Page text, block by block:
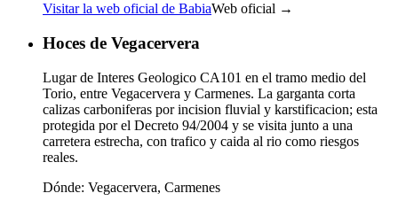
Visitar la web oficial de BabiaWeb oficial →
Hoces de Vegacervera
Lugar de Interes Geologico CA101 en el tramo medio del
Torio, entre Vegacervera y Carmenes. La garganta corta
calizas carboniferas por incision fluvial y karstificacion; esta
protegida por el Decreto 94/2004 y se visita junto a una
carretera estrecha, con trafico y caida al rio como riesgos
reales.
Dónde: Vegacervera, Carmenes